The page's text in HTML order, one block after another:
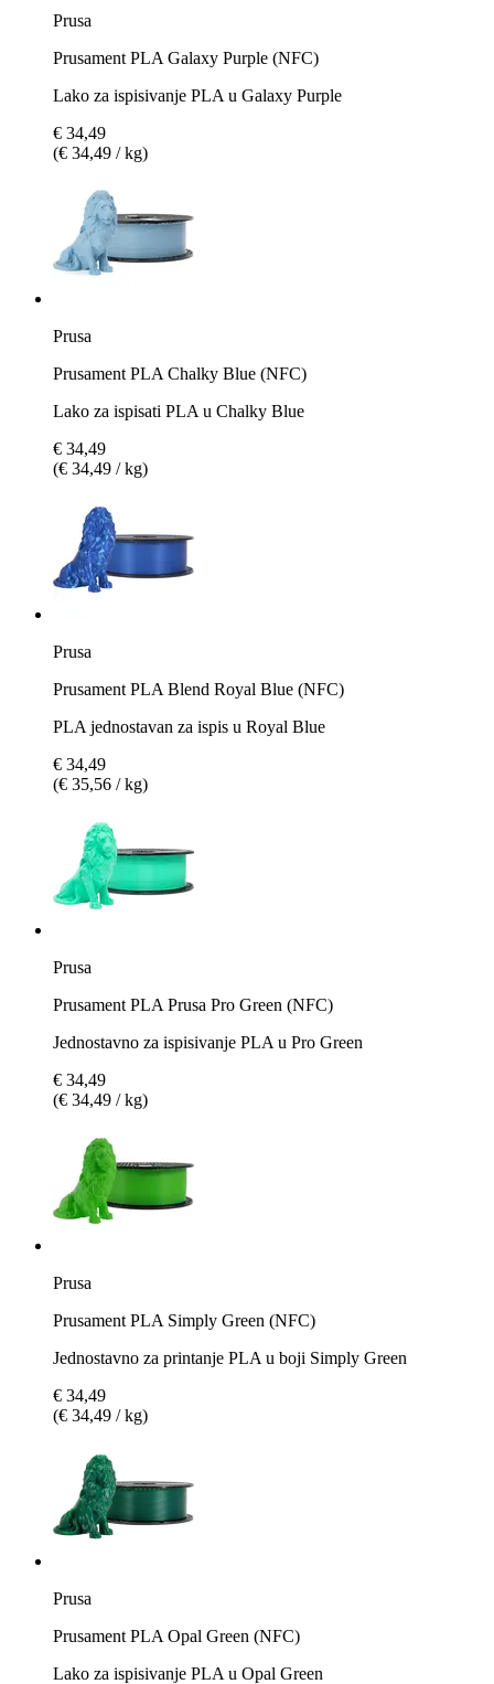
Prusa
Prusament PLA Galaxy Purple (NFC)
Lako za ispisivanje PLA u Galaxy Purple
€ 34,49
(€ 34,49 / kg)
Prusa
Prusament PLA Chalky Blue (NFC)
Lako za ispisati PLA u Chalky Blue
€ 34,49
(€ 34,49 / kg)
Prusa
Prusament PLA Blend Royal Blue (NFC)
PLA jednostavan za ispis u Royal Blue
€ 34,49
(€ 35,56 / kg)
Prusa
Prusament PLA Prusa Pro Green (NFC)
Jednostavno za ispisivanje PLA u Pro Green
€ 34,49
(€ 34,49 / kg)
Prusa
Prusament PLA Simply Green (NFC)
Jednostavno za printanje PLA u boji Simply Green
€ 34,49
(€ 34,49 / kg)
Prusa
Prusament PLA Opal Green (NFC)
Lako za ispisivanje PLA u Opal Green